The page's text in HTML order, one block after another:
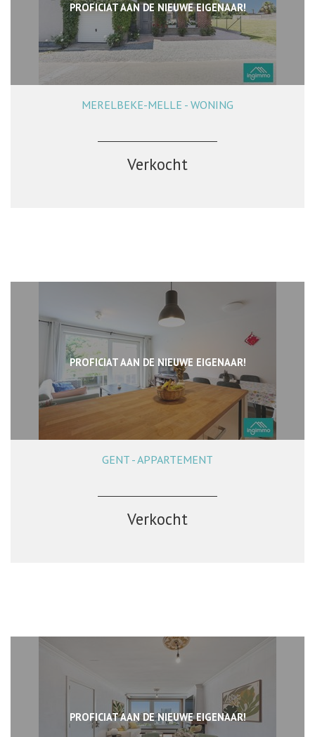
PROFICIAT AAN DE NIEUWE EIGENAAR!
161 m² 3 1
MERELBEKE-MELLE - WONING
Verkocht
PROFICIAT AAN DE NIEUWE EIGENAAR!
54 m² 1
GENT - APPARTEMENT
Verkocht
PROFICIAT AAN DE NIEUWE EIGENAAR!